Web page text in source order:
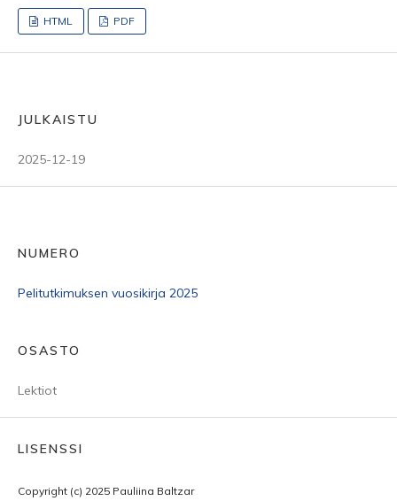
HTML PDF
JULKAISTU
2025-12-19
NUMERO
Pelitutkimuksen vuosikirja 2025
OSASTO
Lektiot
LISENSSI
Copyright (c) 2025 Pauliina Baltzar